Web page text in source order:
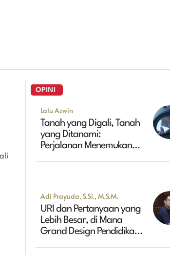
OPINI
Lalu Azwin
Tanah yang Digali, Tanah
yang Ditanami:
Perjalanan Menemukan
Adi Prayuda, S.Si., M.S.M.
URI dan Pertanyaan yang
Lebih Besar, di Mana
Grand Design Pendidikan